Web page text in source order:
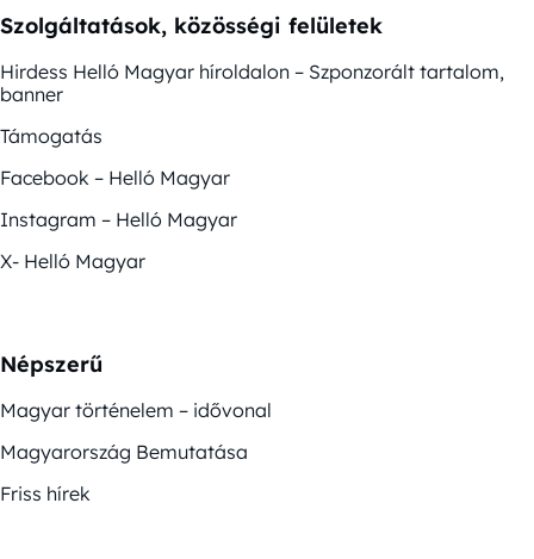
Szolgáltatások, közösségi felületek
Hirdess Helló Magyar híroldalon – Szponzorált tartalom,
banner
Támogatás
Facebook – Helló Magyar
Instagram – Helló Magyar
X- Helló Magyar
Népszerű
Magyar történelem – idővonal
Magyarország Bemutatása
Friss hírek